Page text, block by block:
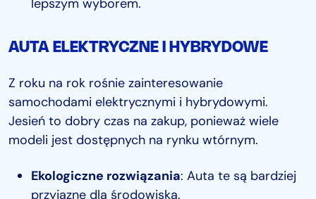
lepszym wyborem.
AUTA ELEKTRYCZNE I HYBRYDOWE
Z roku na rok rośnie zainteresowanie
samochodami elektrycznymi i hybrydowymi.
Jesień to dobry czas na zakup, ponieważ wiele
modeli jest dostępnych na rynku wtórnym.
Ekologiczne rozwiązania: Auta te są bardziej
przyjazne dla środowiska.